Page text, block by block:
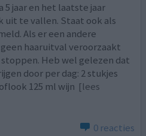
jaar en het laatste jaar
uit te vallen. Staat ook als
Als er een andere
haaruitval veroorzaakt
Heb wel gelezen dat
door per dag: 2 stukjes
125 ml wijn [lees
0 reacties